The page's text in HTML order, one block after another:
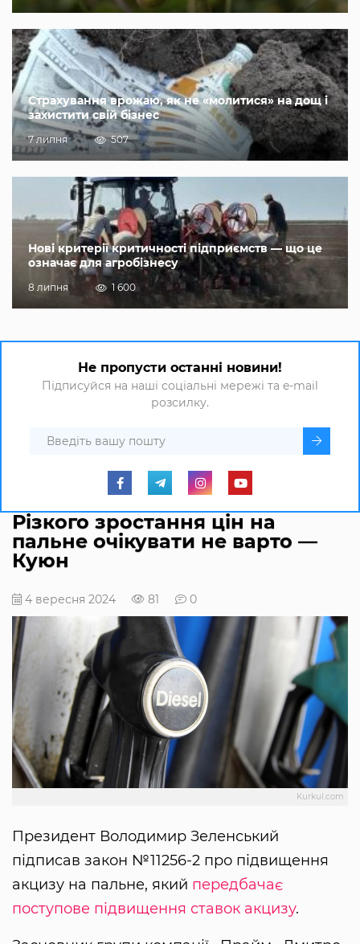
Страхування врожаю, як не «молитися» на дощ і
захистити свій бізнес
7 липня 507
Нові критерії критичності підприємств — що це
означає для агробізнесу
8 липня 1 600
Не пропусти останні новини!
Підписуйся на наші соціальні мережі та e-mail
розсилку.
Різкого зростання цін на
пальне очікувати не варто —
Куюн
4 вересня 2024 81 0
Kurkul.com
Президент Володимир Зеленський
підписав закон №11256-2 про підвищення
акцизу на пальне, який передбачає
поступове підвищення ставок акцизу.